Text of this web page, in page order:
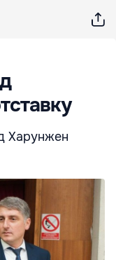
Харунжен